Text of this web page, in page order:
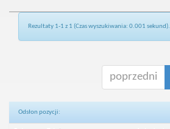
Rezultaty 1-1 z 1 (Czas wyszukiwania: 0.001 sekund).
poprzedni
Odsłon pozycji: